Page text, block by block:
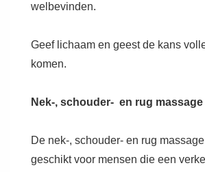
welbevinden.
Geef lichaam en geest de kans
komen.
Nek-, schouder- en rug massage
De nek-, schouder- en rug
geschikt voor mensen die een